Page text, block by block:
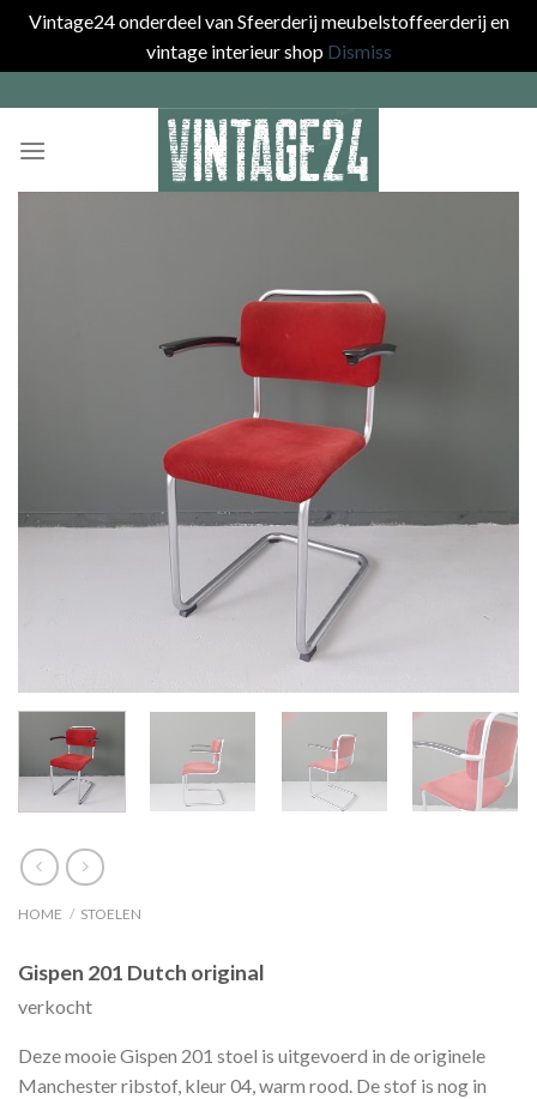
Vintage24 onderdeel van Sfeerderij meubelstoffeerderij en
vintage interieur shop Dismiss
to
content
HOME / STOELEN
Gispen 201 Dutch original
verkocht
Deze mooie Gispen 201 stoel is uitgevoerd in de originele
Manchester ribstof, kleur 04, warm rood. De stof is nog in